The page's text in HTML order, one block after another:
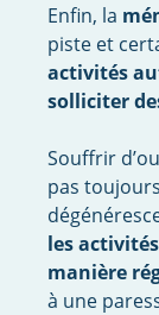
Enfin, la
piste et
activités
solliciter
Souffrir
pas
les activités
manière
à une